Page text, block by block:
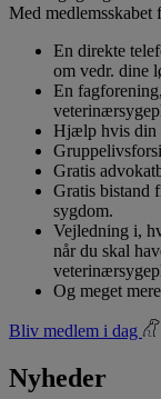
Med medlemsskabet
En direkte
om vedr. dine
En
Hjælp hvis din
Gratis
Gratis bistand
sygdom.
Vejledning i,
når du skal
Og meget mere
Bliv medlem i dag
Nyheder